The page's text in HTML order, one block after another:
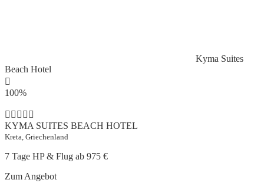
Kyma Suites
Beach Hotel
100%
KYMA SUITES BEACH HOTEL
Kreta, Griechenland
7 Tage HP & Flug ab 975 €
Zum Angebot